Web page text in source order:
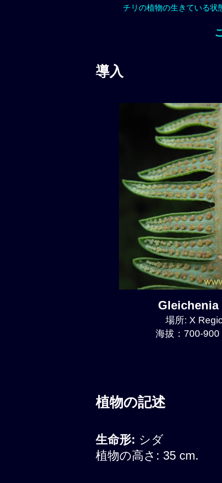
チリの植物の生きている状
導入
Gleichenia
場所: X
海拔：700-
植物の記述
生命形: シダ
植物の高さ: 35 cm.